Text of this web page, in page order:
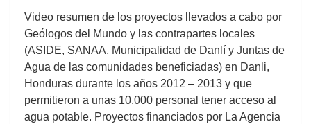
Video resumen de los proyectos llevados a cabo por
Geólogos del Mundo y las contrapartes locales
(ASIDE, SANAA, Municipalidad de Danlí y Juntas de
Agua de las comunidades beneficiadas) en Danli,
Honduras durante los años 2012 – 2013 y que
permitieron a unas 10.000 personal tener acceso al
agua potable. Proyectos financiados por La Agencia